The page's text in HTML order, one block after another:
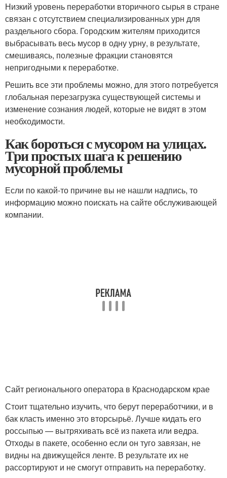
Низкий уровень переработки вторичного сырья в стране
связан с отсутствием специализированных урн для
раздельного сбора. Городским жителям приходится
выбрасывать весь мусор в одну урну, в результате,
смешиваясь, полезные фракции становятся
непригодными к переработке.
Решить все эти проблемы можно, для этого потребуется
глобальная перезагрузка существующей системы и
изменение сознания людей, которые не видят в этом
необходимости.
Как бороться с мусором на улицах.
Три простых шага к решению
мусорной проблемы
Если по какой-то причине вы не нашли надпись, то
информацию можно поискать на сайте обслуживающей
компании.
Сайт регионального оператора в Краснодарском крае
Стоит тщательно изучить, что берут переработчики, и в
бак класть именно это вторсырьё. Лучше кидать его
россыпью — вытряхивать всё из пакета или ведра.
Отходы в пакете, особенно если он туго завязан, не
видны на движущейся ленте. В результате их не
рассортируют и не смогут отправить на переработку.